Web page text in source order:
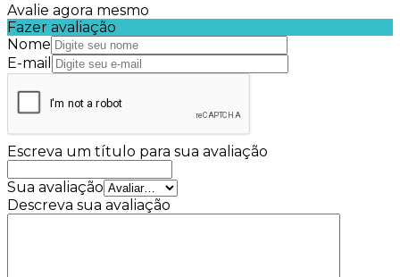
Avalie agora mesmo
Fazer avaliação
Nome
E-mail
Escreva um título para sua avaliação
Sua avaliação
Descreva sua avaliação